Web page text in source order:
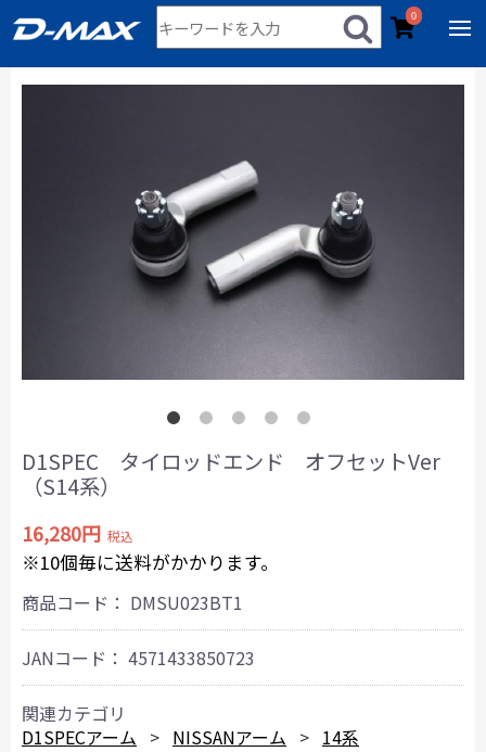
0
D1SPEC タイロッドエンド オフセットVer
（S14系）
16,280円 税込
※10個毎に送料がかかります。
商品コード： DMSU023BT1
JANコード： 4571433850723
関連カテゴリ
D1SPECアーム
NISSANアーム 14系